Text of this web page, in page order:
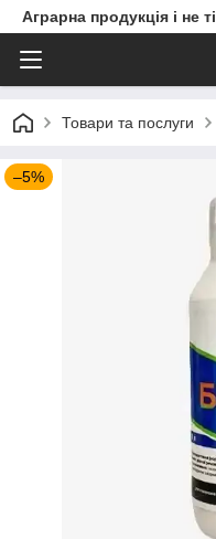
Аграрна продукція і не
Товари та послуги
–5%